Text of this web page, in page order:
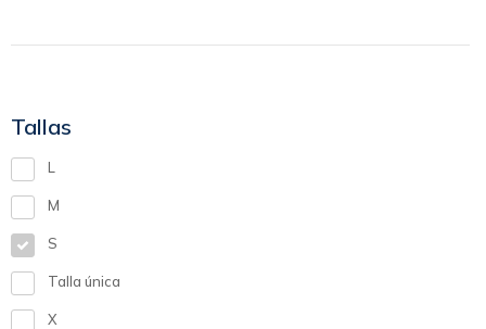
Tallas
L
M
S
Talla única
X